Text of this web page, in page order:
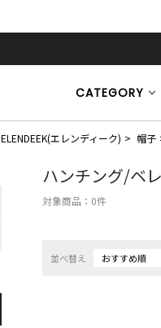
CATEGORY
ELENDEEK(エレンディーク) 帽子
ハンチング/ベ
対象商品： 0件
並べ替え おすすめ順